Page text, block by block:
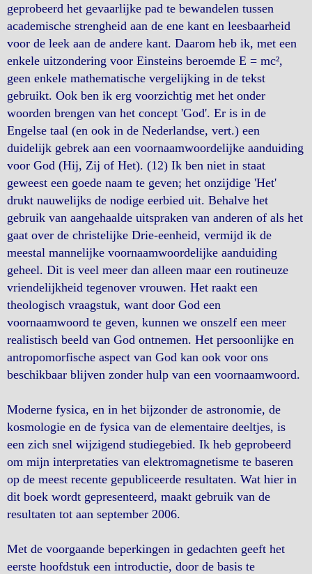
geprobeerd het gevaarlijke pad te bewandelen tussen
academische strengheid aan de ene kant en leesbaarheid
voor de leek aan de andere kant. Daarom heb ik, met een
enkele uitzondering voor Einsteins beroemde E = mc²,
geen enkele mathematische vergelijking in de tekst
gebruikt. Ook ben ik erg voorzichtig met het onder
woorden brengen van het concept 'God'. Er is in de
Engelse taal (en ook in de Nederlandse, vert.) een
duidelijk gebrek aan een voornaamwoordelijke aanduiding
voor God (Hij, Zij of Het). (12) Ik ben niet in staat
geweest een goede naam te geven; het onzijdige 'Het'
drukt nauwelijks de nodige eerbied uit. Behalve het
gebruik van aangehaalde uitspraken van anderen of als het
gaat over de christelijke Drie-eenheid, vermijd ik de
meestal mannelijke voornaamwoordelijke aanduiding
geheel. Dit is veel meer dan alleen maar een routineuze
vriendelijkheid tegenover vrouwen. Het raakt een
theologisch vraagstuk, want door God een
voornaamwoord te geven, kunnen we onszelf een meer
realistisch beeld van God ontnemen. Het persoonlijke en
antropomorfische aspect van God kan ook voor ons
beschikbaar blijven zonder hulp van een voornaamwoord.
Moderne fysica, en in het bijzonder de astronomie, de
kosmologie en de fysica van de elementaire deeltjes, is
een zich snel wijzigend studiegebied. Ik heb geprobeerd
om mijn interpretaties van elektromagnetisme te baseren
op de meest recente gepubliceerde resultaten. Wat hier in
dit boek wordt gepresenteerd, maakt gebruik van de
resultaten tot aan september 2006.
Met de voorgaande beperkingen in gedachten geeft het
eerste hoofdstuk een introductie, door de basis te